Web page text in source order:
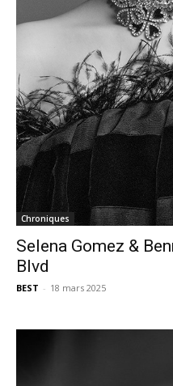
Chroniques
Selena Gomez &
Blvd
BEST - 18 mars 2025